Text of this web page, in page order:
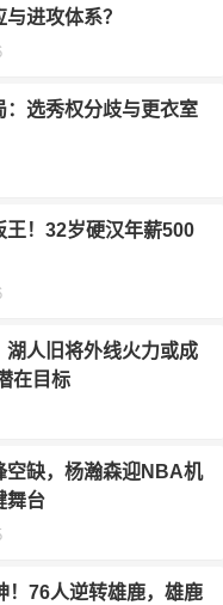
进攻体系？
选秀权分歧与更衣室
王！32岁硬汉年薪500
湖人旧将外线火力或成
在目标
空缺，杨瀚森迎NBA机
舞台
！76人逆转雄鹿，雄鹿